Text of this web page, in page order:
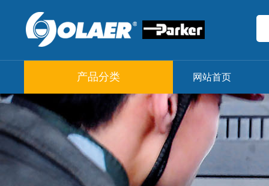
产品分类 网站首页